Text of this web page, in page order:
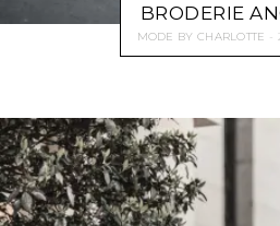
BRODERIE
MODE BY CHARLOTTE